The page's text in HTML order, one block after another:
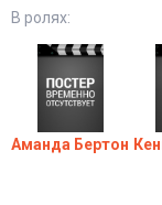
В ролях:
Аманда Бертон